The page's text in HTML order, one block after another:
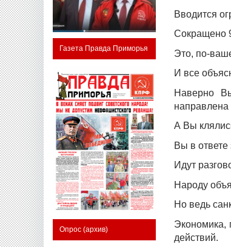
Газета Правда Приморья
Опрос (архив)
Вводится
Сокращено
Это, по-
И все
Наверно
направлена
А Вы
Вы в ответе
Идут
Народу
Но ведь
Экономика,
действий.